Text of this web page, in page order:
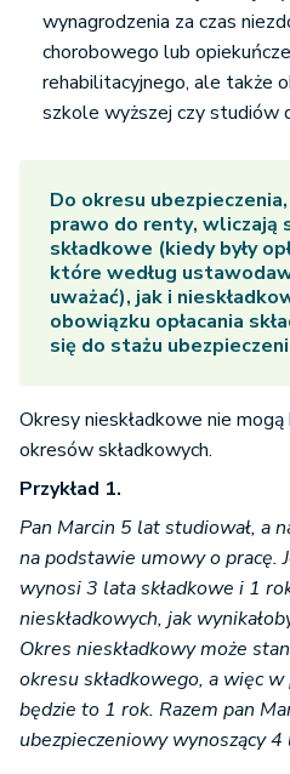
wynagrodzenia za czas
chorobowego lub
rehabilitacyjnego, ale także
szkole wyższej czy studiów
Do okresu
prawo do renty, wliczają
składkowe (kiedy były
które według
uważać), jak i
obowiązku opłacania
się do stażu
Okresy nieskładkowe nie mogą
okresów składkowych.
Przykład 1.
Pan Marcin 5 lat studiował, a
na podstawie umowy o pracę.
wynosi 3 lata składkowe i 1
nieskładkowych, jak
Okres nieskładkowy może
okresu składkowego, a więc
będzie to 1 rok. Razem pan
ubezpieczeniowy wynoszący 4